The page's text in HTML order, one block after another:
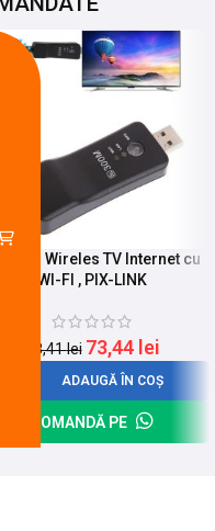
Wireles TV Internet cu
WI-FI , PIX-LINK
98,41lei 73,44 lei
ADAUGĂ ÎN COȘ
COMANDĂ PE